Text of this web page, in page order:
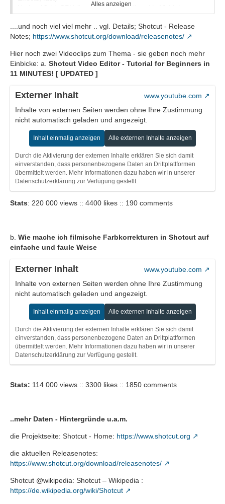
Native 10-bit CPU (better image quality with 10-bit input or
Linear 10-bit GPU/CPU (Experimental) (GPU Effects
enhanced with linear 10-bit CPU filters)
HTML generator. To add a thumbnail for your custom preset
add a file named <preset-name>.webp in the preset folder.
Added Chrome and Neon Flux HTML presets.
v25.10).
Fixed alpha channel is lost from a nested XML clip (broke in
v25.10).
Fixed 10-bit with amf (AMD) and mf (Windows on Arm)
hardware encoders.
Alles anzeigen
....und noch viel viel mehr .. vgl. Details; Shotcut - Release
Notes; https://www.shotcut.org/download/releasenotes/
Hier noch zwei Videoclips zum Thema - sie geben noch mehr
Einbicke: a. Shotcut Video Editor - Tutorial for Beginners in
11 MINUTES! [ UPDATED ]
Externer Inhalt
www.youtube.com
Inhalte von externen Seiten werden ohne Ihre Zustimmung
nicht automatisch geladen und angezeigt.
Inhalt einmalig anzeigen Alle externen Inhalte anzeigen
Durch die Aktivierung der externen Inhalte erklären Sie sich damit
einverstanden, dass personenbezogene Daten an Drittplattformen
übermittelt werden. Mehr Informationen dazu haben wir in unserer
Datenschutzerklärung zur Verfügung gestellt.
Stats: 220 000 views :: 4400 likes :: 190 comments
b. Wie mache ich filmische Farbkorrekturen in Shotcut auf
einfache und faule Weise
Externer Inhalt
www.youtube.com
Inhalte von externen Seiten werden ohne Ihre Zustimmung
nicht automatisch geladen und angezeigt.
Inhalt einmalig anzeigen Alle externen Inhalte anzeigen
Durch die Aktivierung der externen Inhalte erklären Sie sich damit
einverstanden, dass personenbezogene Daten an Drittplattformen
übermittelt werden. Mehr Informationen dazu haben wir in unserer
Datenschutzerklärung zur Verfügung gestellt.
Stats: 114 000 views :: 3300 likes :: 1850 comments
..mehr Daten - Hintergründe u.a.m.
die Projektseite: Shotcut - Home: https://www.shotcut.org
die aktuellen Releasenotes:
https://www.shotcut.org/download/releasenotes/
Shotcut @wikipedia: Shotcut – Wikipedia :
https://de.wikipedia.org/wiki/Shotcut